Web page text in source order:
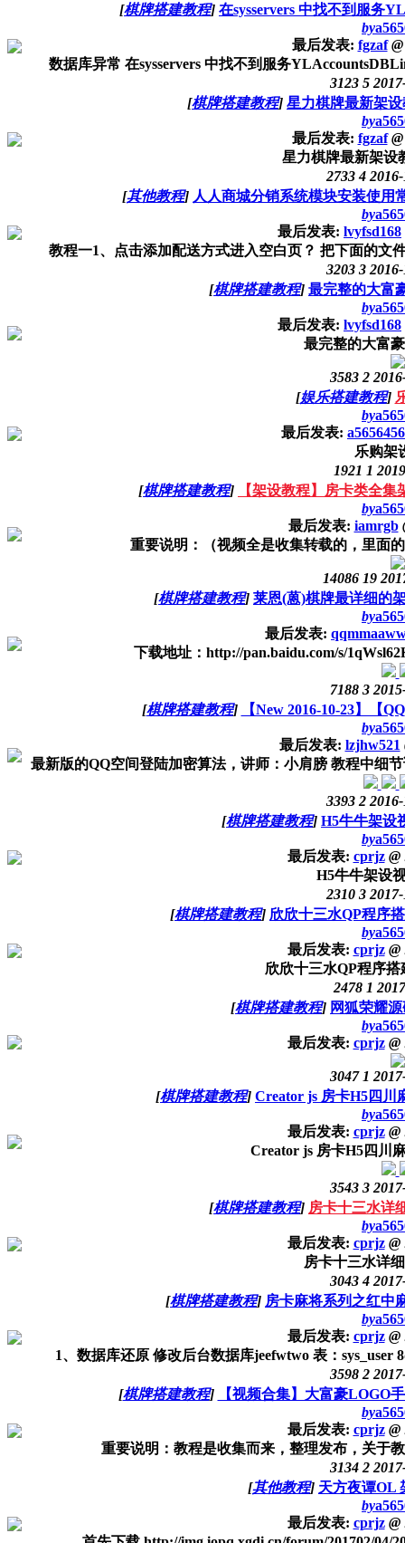
[棋牌搭建教程] 在sysservers 中找不到服务
by
最后发表: fgzaf @
数据库异常 在sysservers 中找不到服务
3123 5
[棋牌搭建教程] 星力棋牌最新架
by
最后发表: fgzaf @
星力棋牌最新架设
2733 4
[其他教程] 人人商城分销系统模块安装使用
by
最后发表: lvyfsd168
教程一1、点击添加配送方式进入空白页？ 把下面的文
3203 3
[棋牌搭建教程] 最完整的大富
by
最后发表: lvyfsd168
最完整的大富
3583 2
[娱乐搭建教程]
by
最后发表: a5656456
乐购架
1921 1
[棋牌搭建教程]
【架设教程】房卡类全集
by
最后发表: iamrgb
重要说明：（视频全是收集转载的，里面
14086 19
[棋牌搭建教程] 莱恩(蒽)棋牌最详细的
by
最后发表:
下载地址：http://pan.baidu.com/s/
7188 3
[棋牌搭建教程]
【New 2016-10-23】【
by
最后发表: lzjhw521
最新版的QQ空间登陆加密算法，讲师：小肩膀 教程中细
3393 2
[棋牌搭建教程] H5牛牛架设
by
最后发表: cprjz @
H5牛牛架设
2310 3
[棋牌搭建教程] 欣欣十三水QP程序
by
最后发表: cprjz @
欣欣十三水QP程序
2478 1
[棋牌搭建教程] 网狐荣耀
by
最后发表: cprjz @
3047 1
[棋牌搭建教程] Creator js 房卡H5四川
by
最后发表: cprjz @
Creator js 房卡H5四川
3543 3
[棋牌搭建教程] 房卡十三水详
by
最后发表: cprjz @
房卡十三水详
3043 4
[棋牌搭建教程] 房卡麻将系列之红中
by
最后发表: cprjz @
1、数据库还原 修改后台数据库jeefwtwo 表：sys_user
3598 2
[棋牌搭建教程]
【视频合集】大富豪LOGO
by
最后发表: cprjz @
重要说明：教程是收集而来，整理发布，关于
3134 2
[其他教程] 天方夜谭OL
by
最后发表: cprjz @